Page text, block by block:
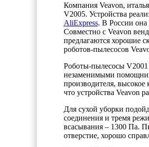
Компания Veavon,
V2005. Устройства
AliExpress. В России она
Совместно с Veavon
предлагаются хорошие
роботов-пылесосов
Роботы-пылесосы V2001
незаменимыми
производителя,
что устройства Veavon
Для сухой уборки
соединения и тремя
всасывания – 1300 Па.
отверстие, хорошо